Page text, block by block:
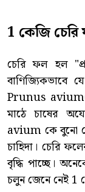
1 কেজি
চেরি ফল হল
বাণিজ্যিকভাবে
Prunus
মাঠে চাষের
avium কে বুনো
চাহিদা। চেরি
বৃদ্ধি পাচ্ছে।
চলুন জেনে নেই 1